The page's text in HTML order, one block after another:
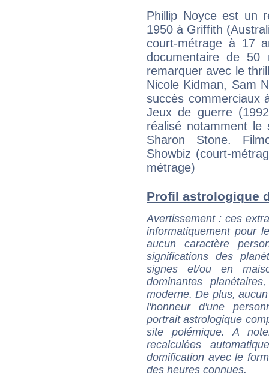
Phillip Noyce est un
1950 à Griffith
court-métrage à 17
documentaire de
remarquer avec le
Nicole Kidman, Sam
succès commerciaux
Jeux de guerre
réalisé notamment le
Sharon Stone.
Showbiz (court-
métrage)
Profil astrologique
Avertissement: ces
informatiquement pour
aucun caractère
significations des
signes et/ou en
dominantes
moderne. De plus,
l'honneur d'une
portrait astrologique
site polémique. A
recalculées
domification avec le
des heures connues.